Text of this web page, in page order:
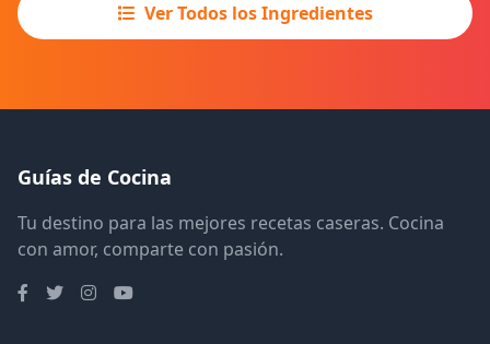
Ver Todos los Ingredientes
Guías de Cocina
Tu destino para las mejores recetas caseras. Cocina
con amor, comparte con pasión.